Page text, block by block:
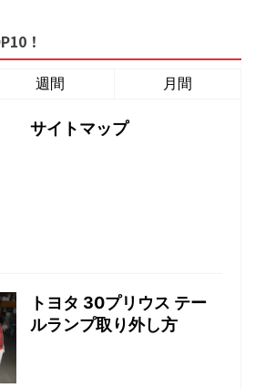
！
週間 月間
サイトマップ
トヨタ 30プリウス テー
ルランプ取り外し方